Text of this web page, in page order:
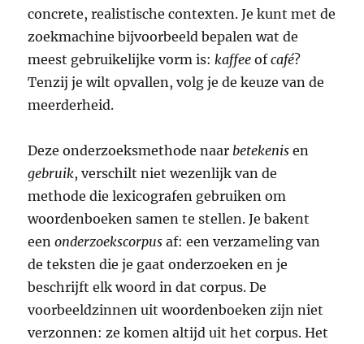
concrete, realistische contexten. Je kunt met de
zoekmachine bijvoorbeeld bepalen wat de
meest gebruikelijke vorm is: kaffee ofcafé?
Tenzij je wilt opvallen, volg je de keuze van de
meerderheid.
Deze onderzoeksmethode naar betekenis en
gebruik, verschilt niet wezenlijk van de
methode die lexicografen gebruiken om
woordenboeken samen te stellen. Je bakent
eenonderzoekscorpus af: een verzameling van
de teksten die je gaat onderzoeken en je
beschrijft elk woord in dat corpus. De
voorbeeldzinnen uit woordenboeken zijn niet
verzonnen: ze komen altijd uit het corpus. Het